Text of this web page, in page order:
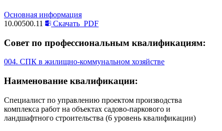
Основная информация
10.00500.11
Скачать PDF
Совет по профессиональным квалификациям:
004. СПК в жилищно-коммунальном хозяйстве
Наименование квалификации:
Специалист по управлению проектом производства
комплекса работ на объектах садово-паркового и
ландшафтного строительства (6 уровень квалификации)